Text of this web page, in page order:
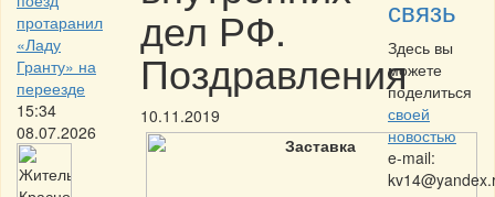
протаранил
«Ладу
Гранту» на
переезде
15:34
08.07.2026
дел РФ.
Поздравления
10.11.2019
связь
Здесь вы
можете
поделиться
своей
новостью
e-mail: